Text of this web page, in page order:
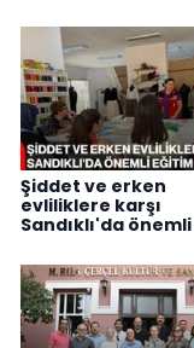
Şiddet ve erken
evliliklere karşı
Sandıklı'da